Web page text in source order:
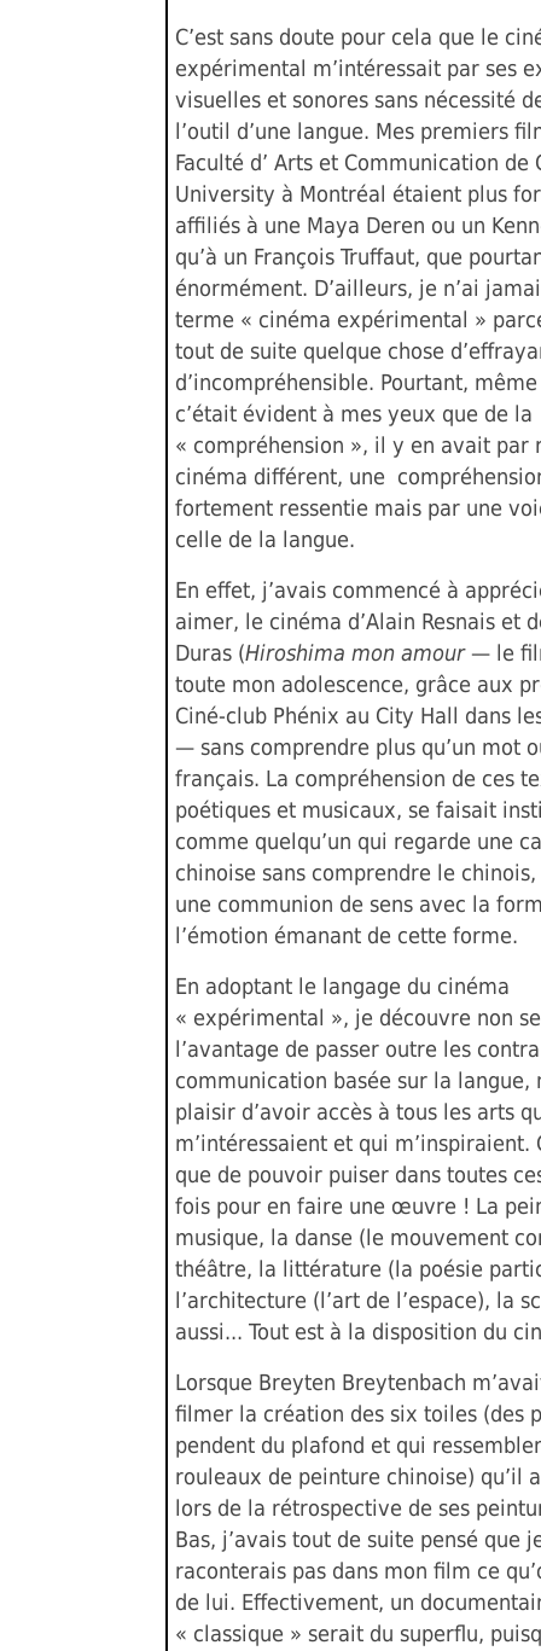
C’est sans doute pour cela que le
expérimental m’intéressait par ses
visuelles et sonores sans nécessité
l’outil d’une langue. Mes premiers
Faculté d’ Arts et Communication de
University à Montréal étaient plus
affiliés à une Maya Deren ou un
qu’à un François Truffaut, que
énormément. D’ailleurs, je n’ai
terme « cinéma expérimental »
tout de suite quelque chose
d’incompréhensible. Pourtant,
c’était évident à mes yeux que de la
« compréhension », il y en avait par
cinéma différent, une
fortement ressentie mais par une
celle de la langue.
En effet, j’avais commencé à
aimer, le cinéma d’Alain Resnais et
Duras (Hiroshima mon amour— le
toute mon adolescence, grâce aux
Ciné-club Phénix au City Hall dans
— sans comprendre plus qu’un mot
français. La compréhension de ces
poétiques et musicaux, se faisait
comme quelqu’un qui regarde une
chinoise sans comprendre le
une communion de sens avec la
l’émotion émanant de cette forme.
En adoptant le langage du cinéma
« expérimental », je découvre non
l’avantage de passer outre les
communication basée sur la langue,
plaisir d’avoir accès à tous les arts
m’intéressaient et qui
que de pouvoir puiser dans toutes
fois pour en faire une œuvre ! La
musique, la danse (le mouvement
théâtre, la littérature (la poésie
l’architecture (l’art de l’espace), la
aussi... Tout est à la disposition du
Lorsque Breyten Breytenbach
filmer la création des six toiles (des
pendent du plafond et qui
rouleaux de peinture chinoise) qu’il
lors de la rétrospective de ses
Bas, j’avais tout de suite pensé que
raconterais pas dans mon film ce
de lui. Effectivement, un
« classique » serait du superflu,